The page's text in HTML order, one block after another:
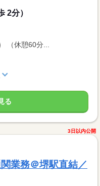
2分）
（休憩60分...
る
3日以内公開
業務＠堺駅直結／